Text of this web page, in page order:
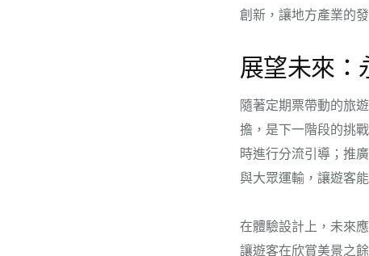
創新，讓地方產業的
展望未來：
隨著定期票帶動的旅
擔，是下一階段的挑
時進行分流引導；推
與大眾運輸，讓遊客
在體驗設計上，未來
讓遊客在欣賞美景之